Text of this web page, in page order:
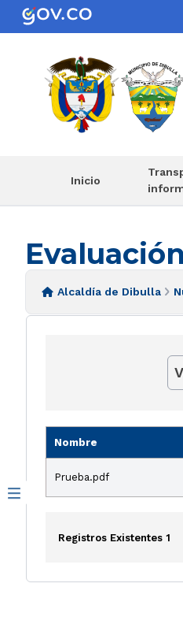
Inicio
Alcaldía de Dibulla
Nombre
Prueba.pdf
Registros Existentes 1